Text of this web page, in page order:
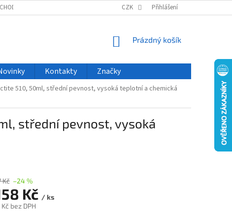
VELKOOBCHOD ČASTO KLADENÉ DOTAZY
CZK Přihlášení
NÁKUPNÍ
Prázdný košík
Kontakty Značky
510, 50ml, střední pevnost, vysoká teplotní a chemická
střední pevnost, vysoká
Kč –24 %
Kč / ks
bez DPH